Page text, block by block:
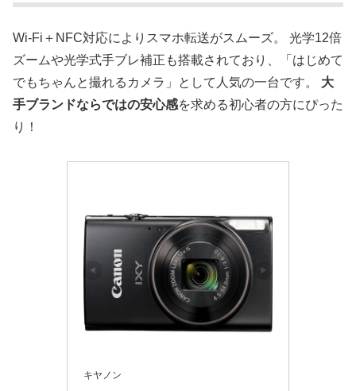
Wi-Fi＋NFC対応によりスマホ転送がスムーズ。 光学12倍
ズームや光学式手ブレ補正も搭載されており、「はじめて
でもちゃんと撮れるカメラ」として人気の一台です。 大
手ブランドならではの安心感を求める初心者の方にぴった
り！
キヤノン